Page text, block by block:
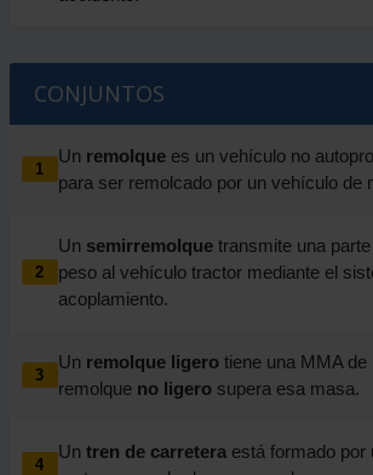
CONJUNTOS
1
Un remolquees un vehículo no
para ser remolcado por un vehículo de
2
Un semirremolquetransmite una
peso al vehículo tractor mediante el
acoplamiento.
3
Un remolque ligerotiene una MMA de
remolque no ligerosupera esa masa.
4
Un tren de carreteraestá formado por